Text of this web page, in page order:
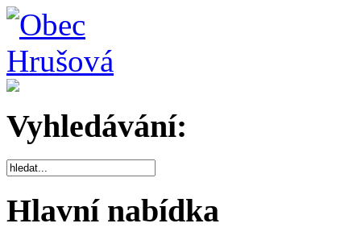
Vyhledávání:
Hlavní nabídka